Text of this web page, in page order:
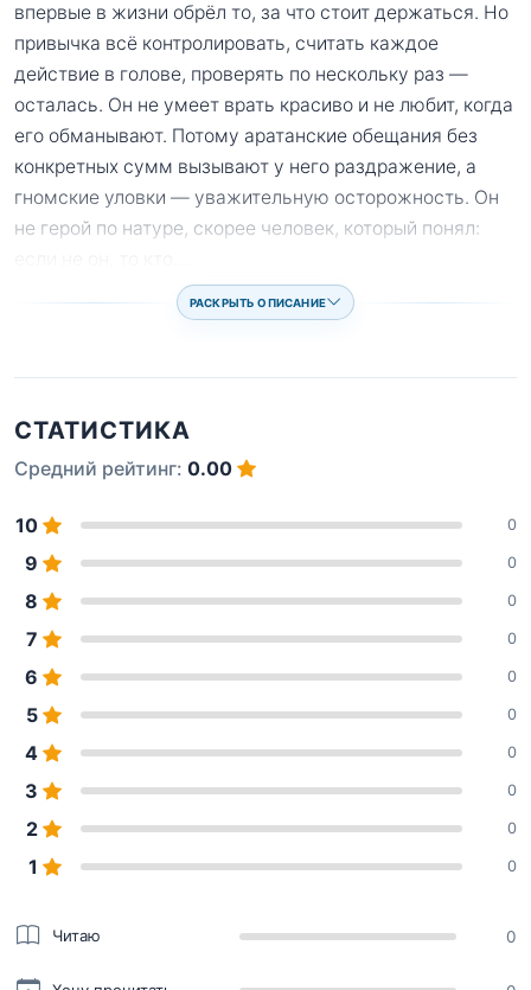
впервые в жизни обрёл то, за что стоит держаться. Но
привычка всё контролировать, считать каждое
действие в голове, проверять по нескольку раз —
осталась. Он не умеет врать красиво и не любит, когда
его обманывают. Потому аратанские обещания без
конкретных сумм вызывают у него раздражение, а
гномские уловки — уважительную осторожность. Он
не герой по натуре, скорее человек, который понял:
РАСКРЫТЬ ОПИСАНИЕ
СТАТИСТИКА
Средний рейтинг: 0.00
10 0
9 0
8 0
7 0
6 0
5 0
4 0
3 0
2 0
1 0
Читаю 0